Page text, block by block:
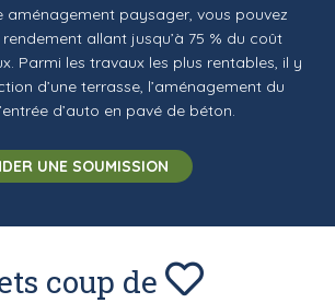
aménagement paysager, vous pouvez
allant jusqu’à 75 % du coût
Parmi les travaux les plus rentables, il y
d’une terrasse, l’aménagement du
d’auto en pavé de béton.
UNE SOUMISSION
coup de